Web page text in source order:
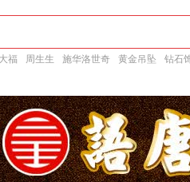
福 周生生 施华洛世奇 黄金吊坠 钻石